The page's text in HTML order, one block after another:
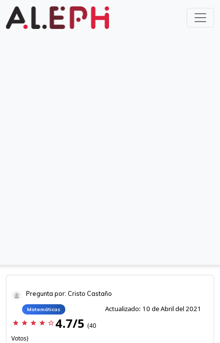
Pregunta por: Cristo Castaño
Matemáticas Actualizado: 10 de Abril del 2021
star star star star star_border 4.7/5 (40
Votos)